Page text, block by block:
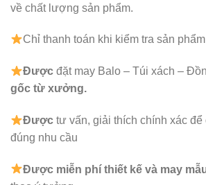
về chất lượng sản phẩm.
Chỉ thanh toán khi kiểm tra sản
Được đặt may Balo – Túi xách –
gốc từ xưởng.
Đượctư vấn, giải thích chính xác
đúng nhu cầu
Được miễn phí thiết kế và may